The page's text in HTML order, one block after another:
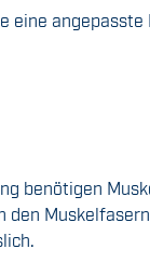
benötigen